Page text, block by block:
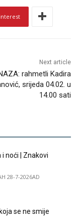
Next article
rahmetli Kadira
srijeda 04.02. u
14.00 sati
i noći | Znakovi
28-7-2026AD
se ne smije